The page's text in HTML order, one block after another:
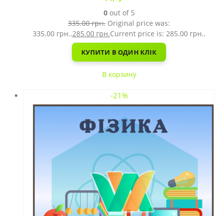
0out of 5
335.00грн. Original price was:
335.00 грн..285.00 грн.Current price is: 285.00 грн..
КУПИТИ В ОДИН КЛІК
В корзину
-21%